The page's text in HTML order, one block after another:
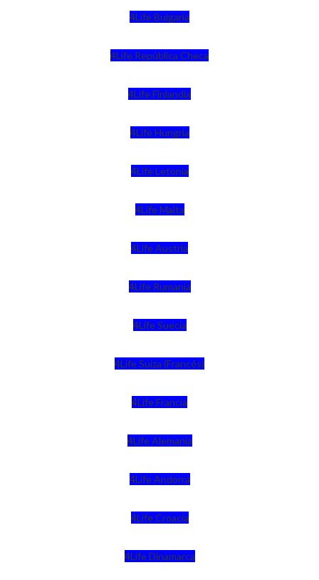
4Life Bulgaria
4Life República Checa
4Life Finlandia
4Life Hungria
4Life Letonia
4Life Malta
4Life Austria
4Life Rumania
4Life Suecia
4Life Suiza (Francés)
4Life Francia
4Life Alemania
4Life Andorra
4Life Croacia
4Life Dinamarca